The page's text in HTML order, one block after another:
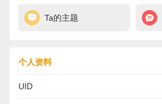
Ta的主题
个人资料
UID